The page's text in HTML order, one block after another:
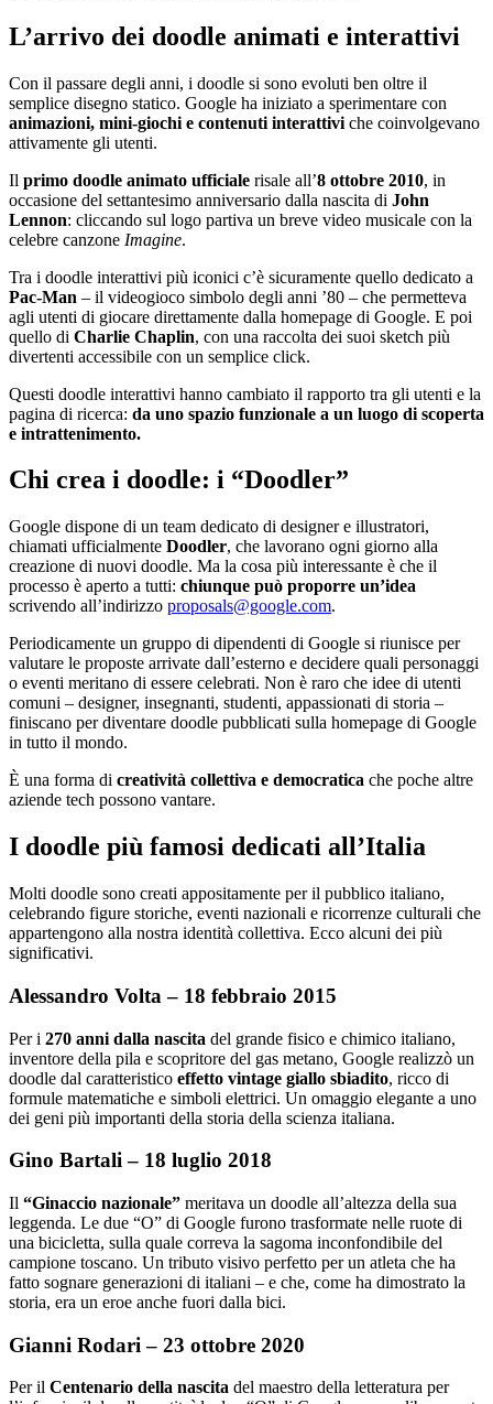
L’arrivo dei doodle animati e interattivi
Con il passare degli anni, i doodle si sono evoluti ben oltre il
semplice disegno statico. Google ha iniziato a sperimentare con
animazioni, mini-giochi e contenuti interattivi che coinvolgevano
attivamente gli utenti.
Il primo doodle animato ufficiale risale all’8 ottobre 2010, in
occasione del settantesimo anniversario dalla nascita di John
Lennon: cliccando sul logo partiva un breve video musicale con la
celebre canzone Imagine.
Tra i doodle interattivi più iconici c’è sicuramente quello dedicato a
Pac-Man – il videogioco simbolo degli anni ’80 – che permetteva
agli utenti di giocare direttamente dalla homepage di Google. E poi
quello di Charlie Chaplin, con una raccolta dei suoi sketch più
divertenti accessibile con un semplice click.
Questi doodle interattivi hanno cambiato il rapporto tra gli utenti e la
pagina di ricerca: da uno spazio funzionale a un luogo di scoperta
e intrattenimento.
Chi crea i doodle: i “Doodler”
Google dispone di un team dedicato di designer e illustratori,
chiamati ufficialmente Doodler, che lavorano ogni giorno alla
creazione di nuovi doodle. Ma la cosa più interessante è che il
processo è aperto a tutti: chiunque può proporre un’idea
scrivendo all’indirizzo proposals@google.com.
Periodicamente un gruppo di dipendenti di Google si riunisce per
valutare le proposte arrivate dall’esterno e decidere quali personaggi
o eventi meritano di essere celebrati. Non è raro che idee di utenti
comuni – designer, insegnanti, studenti, appassionati di storia –
finiscano per diventare doodle pubblicati sulla homepage di Google
in tutto il mondo.
È una forma di creatività collettiva e democratica che poche altre
aziende tech possono vantare.
I doodle più famosi dedicati all’Italia
Molti doodle sono creati appositamente per il pubblico italiano,
celebrando figure storiche, eventi nazionali e ricorrenze culturali che
appartengono alla nostra identità collettiva. Ecco alcuni dei più
significativi.
Alessandro Volta – 18 febbraio 2015
Per i 270 anni dalla nascita del grande fisico e chimico italiano,
inventore della pila e scopritore del gas metano, Google realizzò un
doodle dal caratteristico effetto vintage giallo sbiadito, ricco di
formule matematiche e simboli elettrici. Un omaggio elegante a uno
dei geni più importanti della storia della scienza italiana.
Gino Bartali – 18 luglio 2018
Il “Ginaccio nazionale” meritava un doodle all’altezza della sua
leggenda. Le due “O” di Google furono trasformate nelle ruote di
una bicicletta, sulla quale correva la sagoma inconfondibile del
campione toscano. Un tributo visivo perfetto per un atleta che ha
fatto sognare generazioni di italiani – e che, come ha dimostrato la
storia, era un eroe anche fuori dalla bici.
Gianni Rodari – 23 ottobre 2020
Per il Centenario della nascita del maestro della letteratura per